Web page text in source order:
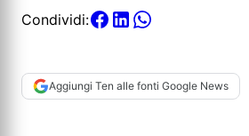
Condividi:
Aggiungi Ten alle fonti Google News